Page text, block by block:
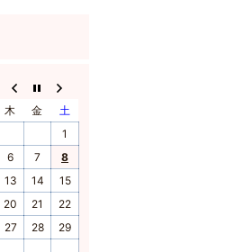
木 金
土
1
6 7
8
13 14
15
20 21
22
27 28
29